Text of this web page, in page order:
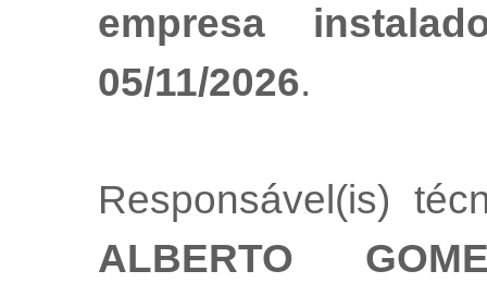
empresa
05/11/2026.
Responsável(is)
ALBERTO